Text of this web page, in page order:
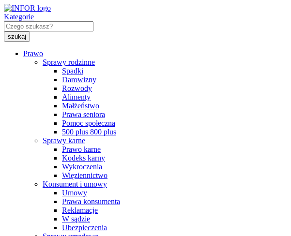
Kategorie
Prawo
Sprawy rodzinne
Spadki
Darowizny
Rozwody
Alimenty
Małżeństwo
Prawa seniora
Pomoc społeczna
500 plus 800 plus
Sprawy karne
Prawo karne
Kodeks karny
Wykroczenia
Więziennictwo
Konsument i umowy
Umowy
Prawa konsumenta
Reklamacje
W sądzie
Ubezpieczenia